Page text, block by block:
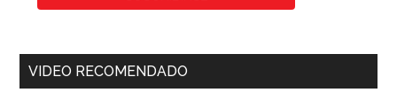
VIDEO RECOMENDADO